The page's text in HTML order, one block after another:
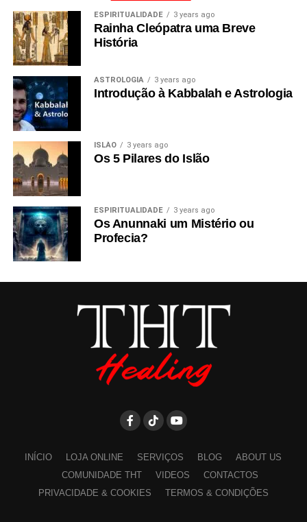
ESPIRITUALIDADE 3 years ago
Rainha Cleópatra uma Breve
História
ASTROLOGIA 3 years ago
Introdução à Kabbalah e Astrologia
ISLÃO 3 years ago
Os 5 Pilares do Islão
ESPIRITUALIDADE 3 years ago
Os Anunnaki um Mistério ou
Profecia?
INÍCIO LOJA ONLINE SERVIÇOS BLOG
ABOUT US
COMUNIDADE THT
VIDEOS
CONTACTOS
PRIVACIDADE & COOKIES
TERMOS & CONDIÇÕES